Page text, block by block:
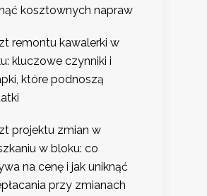
kosztownych napraw
remontu kawalerki w
kluczowe czynniki i
które podnoszą
projektu zmian w
w bloku: co
na cenę i jak uniknąć
przy zmianach